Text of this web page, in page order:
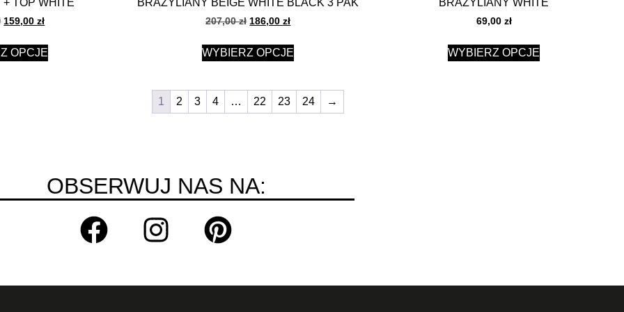
TOP WHITE
159,00zł
OPCJE
BRAZYLIANY BEIGE WHITE BLACK 3 PAK
207,00zł 186,00zł
WYBIERZ OPCJE
BRAZYLIANY WHITE
69,00 zł
WYBIERZ OPCJE
1 2 3 4 … 22 23 24 →
OBSERWUJ NAS NA: